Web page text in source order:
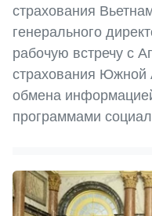
страхования
генерального
рабочую встречу с
страхования
обмена
программами